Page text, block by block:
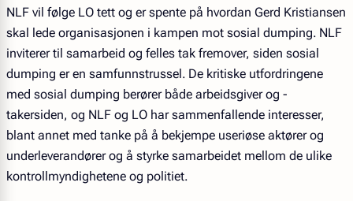
NLF vil følge LO tett og er spente på hvordan Gerd Kristiansen
skal lede organisasjonen i kampen mot sosial dumping. NLF
inviterer til samarbeid og felles tak fremover, siden sosial
dumping er en samfunnstrussel. De kritiske utfordringene
med sosial dumping berører både arbeidsgiver og -
takersiden, og NLF og LO har sammenfallende interesser,
blant annet med tanke på å bekjempe useriøse aktører og
underleverandører og å styrke samarbeidet mellom de ulike
kontrollmyndighetene og politiet.